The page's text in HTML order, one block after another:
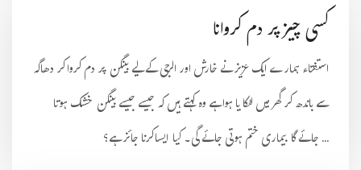
کسی چیز پر دم کروانا
استفتاء ہمارے ایک عزیز نے خارش اور الرجی کے لیے بینگن پر دم کرواکر دھاگہ
سے باندھ کر گھر میں لٹکا یا ہوا ہے وہ کہتے ہیں کہ جیسے جیسے بینگن خشک ہوتا
جائے گا بیماری ختم ہوتی جائے گی۔ کیا ایساکرنا جائز ہے؟ ...